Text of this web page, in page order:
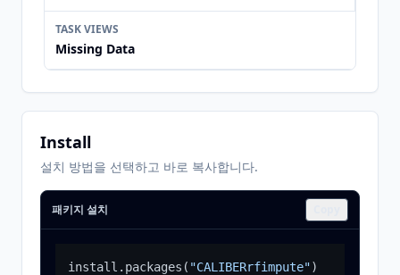
TASK VIEWS
Missing Data
Install
설치 방법을 선택하고 바로 복사합니다.
패키지 설치
install.packages ( "CALIBERrfimpute")